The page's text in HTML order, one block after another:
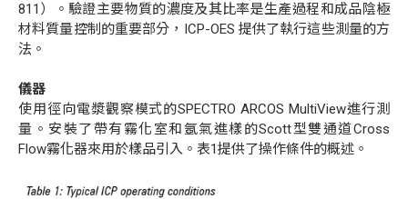
811 ）。驗證主要物質的濃度及其比率是生產過程和成品陰極
材料質量控制的重要部分， ICP-OES 提供了執行這些測量的方
法。
儀器
使用徑向電漿觀察模式的SPECTRO ARCOS MultiView進行測
量。安裝了帶有霧化室和氬氣進樣的Scott型雙通道Cross
Flow霧化器來用於樣品引入。表1提供了操作條件的概述。